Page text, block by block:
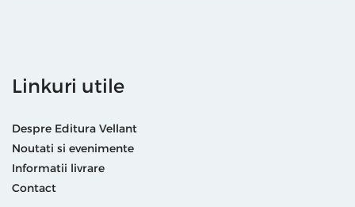
Linkuri utile
Despre Editura Vellant
Noutati si evenimente
Informatii livrare
Contact